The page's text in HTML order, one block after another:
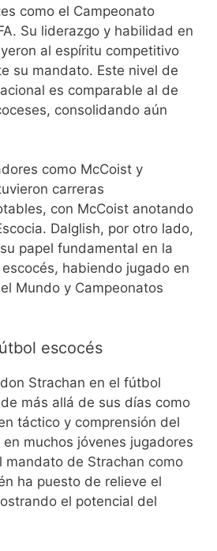
como el Campeonato
Su liderazgo y habilidad en
al espíritu competitivo
su mandato. Este nivel de
es comparable al de
consolidando aún
como McCoist y
carreras
con McCoist anotando
Dalglish, por otro lado,
papel fundamental en la
habiendo jugado en
Mundo y Campeonatos
escocés
Strachan en el fútbol
más allá de sus días como
táctico y comprensión del
muchos jóvenes jugadores
mandato de Strachan como
ha puesto de relieve el
el potencial del